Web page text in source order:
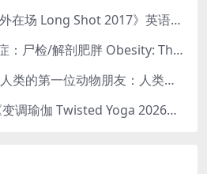
Netflix纪录片《意外在场 Long Shot 2017》英语中字 720P/NKV/1.06GB 美国谋杀误判案件
BBC纪录片《肥胖症：尸检/解剖肥胖 Obesity: The Post Mortem 2016》英语中英双字 无水印纯净版 1080P/MKV/1.03G
Boreales纪录片《人类的第一位动物朋友：人类和狗的神奇故事 Man’s First Friend 2018》英语中英双字 1080P/MP4/1.8G 狗的神奇故事
AppleTV纪录片《变调瑜伽 Twisted Yoga 2026》全3集 英语中英双字 无水印纯净版 1080P/MKV/10G 瑜伽大师背后的真相